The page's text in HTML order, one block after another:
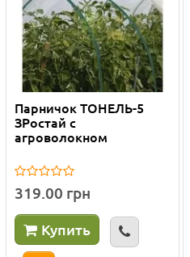
Парничок ТОНЕЛЬ-5
ЗРостай с
агроволокном
319.00 грн
Купить